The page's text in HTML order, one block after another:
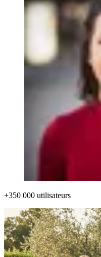
+350 000 utilisateurs